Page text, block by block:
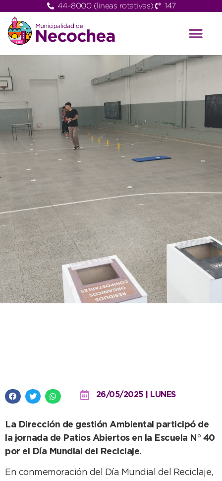
44-8000 (lineas rotativas) 147
26/05/2025 | LUNES
La Dirección de gestión Ambiental participó de
la jornada de Patios Abiertos en la Escuela N° 40
por el Día Mundial del Reciclaje.
En conmemoración del Día Mundial del Reciclaje,